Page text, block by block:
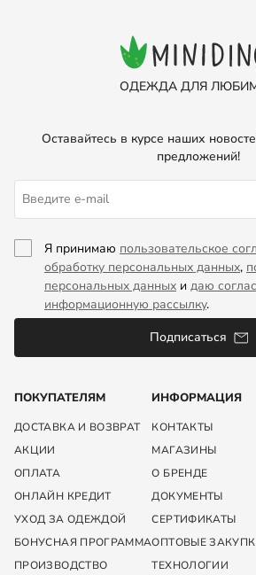
ОДЕЖДА ДЛЯ
ПОКУПАТЕЛЯМ
ДОСТАВКА И ВОЗВРАТ
АКЦИИ
ОПЛАТА
ОНЛАЙН КРЕДИТ
УХОД ЗА ОДЕЖДОЙ
БОНУСНАЯ ПРОГРАММА
ПРОИЗВОДСТВО
ИНФОРМАЦИЯ
КОНТАКТЫ
МАГАЗИНЫ
О БРЕНДЕ
ДОКУМЕНТЫ
СЕРТИФИКАТЫ
ОПТОВЫЕ
ТЕХНОЛОГИИ
Оставайтесь в курсе наших
предложений!
Я принимаю пользовательское
обработку персональных данных,
персональных данных и даю
информационную рассылку.
Подписаться